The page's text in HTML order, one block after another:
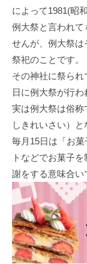
によって1981(昭
例大祭と言われて
せんが、例大祭は
祭祀のことです。
その神社に祭ら
日に例大祭が行わ
実は例大祭は俗
しきれいさい）と
毎月15日は「お
トなどでお菓子
謝をする意味合い